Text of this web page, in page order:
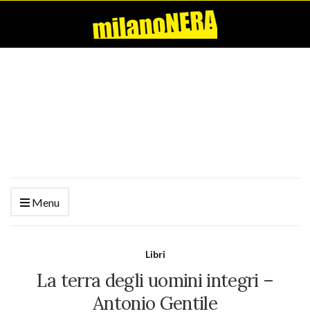
Menu
Libri
La terra degli uomini integri –
Antonio Gentile